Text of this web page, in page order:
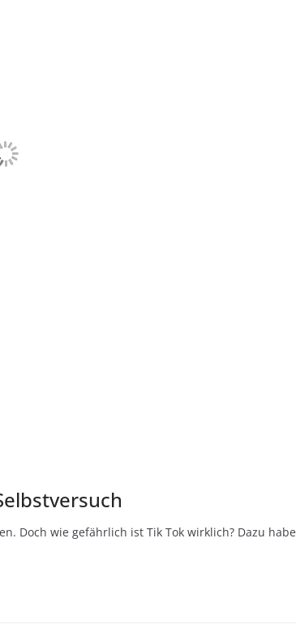
Doch wie gefährlich ist Tik Tok wirklich? Dazu habe